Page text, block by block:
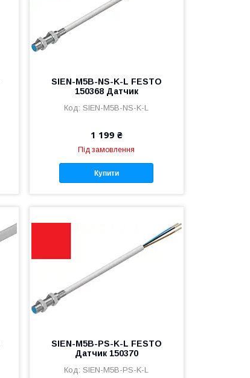
SIEN-M5B-NS-K-L FESTO
150368 Датчик
SIEN-M5B-NS-K-L
1 199 ₴
Під замовлення
Купити
SIEN-M5B-PS-K-L FESTO
Датчик 150370
SIEN-M5B-PS-K-L